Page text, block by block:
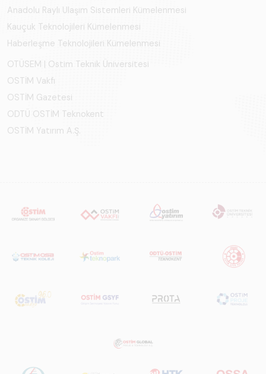
Anadolu Raylı Ulaşım Sistemleri Kümelenmesi
Kauçuk Teknolojileri Kümelenmesi
Haberleşme Teknolojileri Kümelenmesi
OTÜSEM | Ostim Teknik Üniversitesi
OSTİM Vakfı
OSTİM Gazetesi
ODTÜ OSTİM Teknokent
OSTİM Yatırım A.Ş.